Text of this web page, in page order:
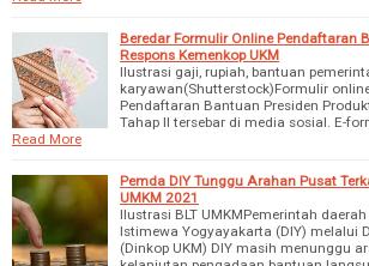
Beredar Formulir Online Pendaftaran
Respons Kemenkop UKM
Ilustrasi gaji, rupiah, bantuan
karyawan(Shutterstock)Formulir
Pendaftaran Bantuan Presiden
Tahap II tersebar di media sosial. E-
Read More
Pemda DIY Tunggu Arahan Pusat
UMKM 2021
Ilustrasi BLT UMKMPemerintah
Istimewa Yogyayakarta (DIY) melalui
(Dinkop UKM) DIY masih menunggu